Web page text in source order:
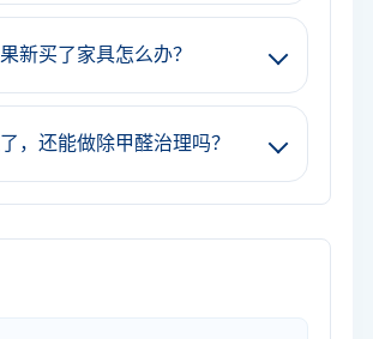
新买了家具怎么办？
，还能做除甲醛治理吗？